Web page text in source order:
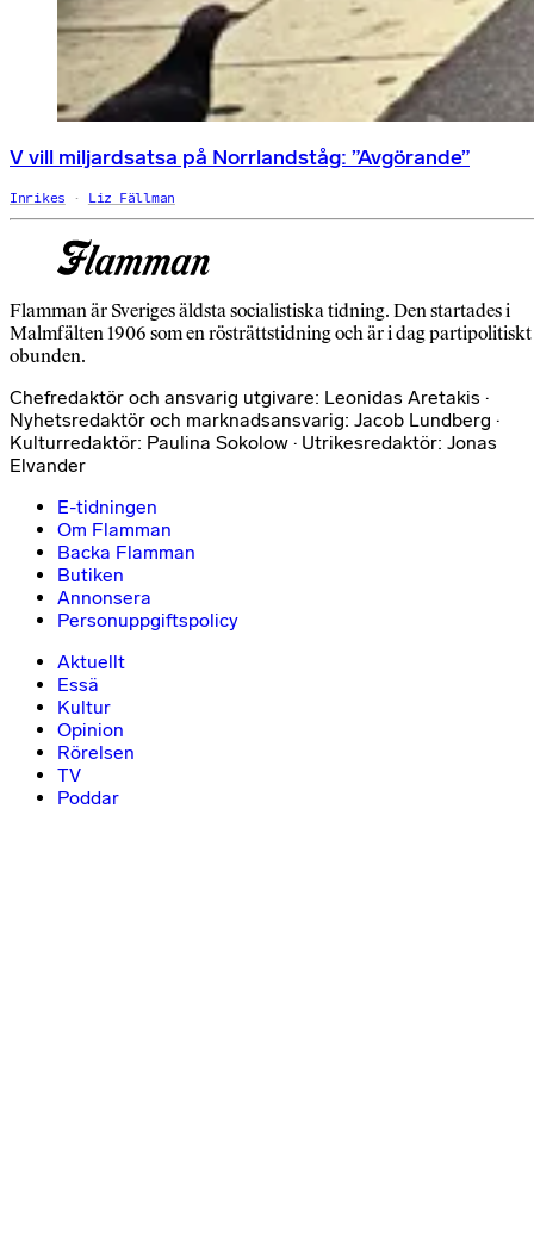
V vill miljardsatsa på Norrlandståg: ”Avgörande”
Inrikes Liz Fällman
Flamman är Sveriges äldsta socialistiska tidning. Den startades i
Malmfälten 1906 som en rösträttstidning och är i dag partipolitiskt
obunden.
Chefredaktör och ansvarig utgivare: Leonidas Aretakis ·
Nyhetsredaktör och marknadsansvarig: Jacob Lundberg ·
Kulturredaktör: Paulina Sokolow · Utrikesredaktör: Jonas
Elvander
E-tidningen
Om Flamman
Backa Flamman
Butiken
Annonsera
Personuppgiftspolicy
Aktuellt
Essä
Kultur
Opinion
Rörelsen
TV
Poddar